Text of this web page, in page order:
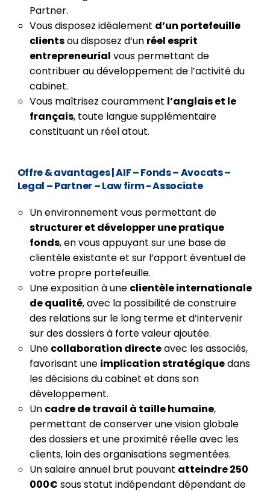
Partner.
Vous disposez idéalement d’un portefeuille
clientsou disposez d’un réel esprit
entrepreneurial vous permettant de
contribuer au développement de l’activité du
cabinet.
Vous maîtrisez couramment l’anglais et le
français, toute langue supplémentaire
constituant un réel atout.
Offre & avantages| AIF – Fonds – Avocats –
Legal – Partner – Law firm - Associate
Un environnement vous permettant de
structurer et développer une pratique
fonds, en vous appuyant sur une base de
clientèle existante et sur l’apport éventuel de
votre propre portefeuille.
Une exposition à une clientèle internationale
de qualité, avec la possibilité de construire
des relations sur le long terme et d’intervenir
sur des dossiers à forte valeur ajoutée.
Une collaboration directeavec les associés,
favorisant une implication stratégiquedans
les décisions du cabinet et dans son
développement.
Un cadre de travail à taille humaine,
permettant de conserver une vision globale
des dossiers et une proximité réelle avec les
clients, loin des organisations segmentées.
Un salaire annuel brut pouvant atteindre 250
000€ sous statut indépendant dépendant de